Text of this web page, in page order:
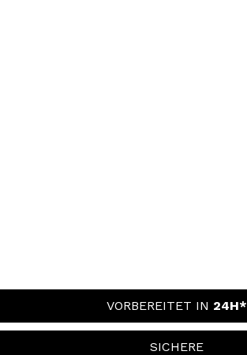
VORBEREITET IN 24H*
SICHERE